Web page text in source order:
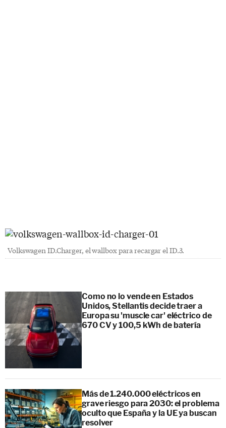
Volkswagen ID.Charger, el wallbox para recargar el ID.3.
Como no lo vende en Estados
Unidos, Stellantis decide traer a
Europa su 'muscle car' eléctrico de
670 CV y 100,5 kWh de batería
Más de 1.240.000 eléctricos en
grave riesgo para 2030: el problema
oculto que España y la UE ya buscan
resolver